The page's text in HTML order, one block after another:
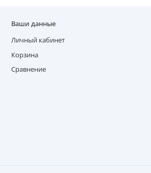
Ваши данные
Личный кабинет
Корзина
Сравнение